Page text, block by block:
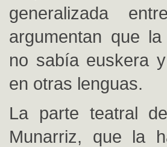
generalizada
argumentan que
no sabía euskera
en otras lenguas.
La parte teatral
Munarriz, que la